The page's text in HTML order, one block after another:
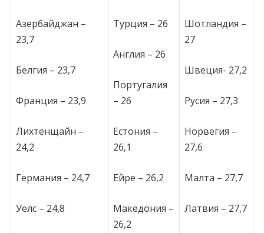
Азербайджан –
23,7
Белгия – 23,7
Франция – 23,9
Лихтенщайн –
24,2
Германия – 24,7
Уелс – 24,8
Турция – 26
Англия – 26
Португалия
– 26
Естония –
26,1
Ейре – 26,2
Македония –
26,2
Шотландия –
27
Швеция- 27,2
Русия – 27,3
Норвегия –
27,6
Малта – 27,7
Латвия – 27,7